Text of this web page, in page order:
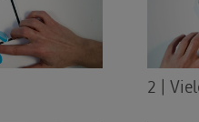
2 |